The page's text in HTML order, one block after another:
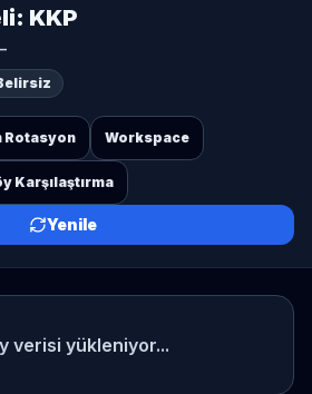
KKP
Rotasyon Workspace
Karşılaştırma
Yenile
verisi yükleniyor...